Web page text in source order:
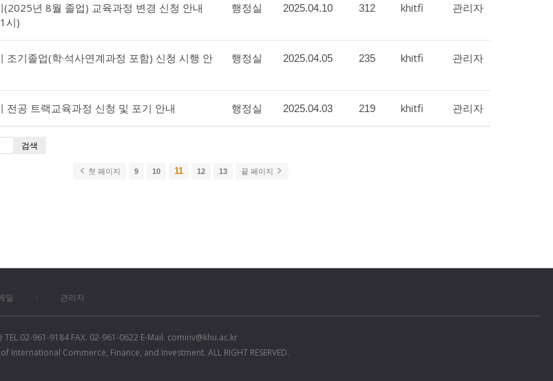
년 8월 졸업) 교육과정 변경 신청 안내
시)
행정실 2025.04.10 312 khitfi 관리자
조기졸업(학·석사연계과정 포함) 신청 시행 안
행정실 2025.04.05 235 khitfi 관리자
전공 트랙교육과정 신청 및 포기 안내 행정실 2025.04.03 219 khitfi 관리자
검색
첫 페이지 9 10 11 12 13 끝 페이지
일 관리자
961-9184 FAX. 02-961-0622 E-Mail. cominv@khu.ac.kr
International Commerce, Finance, and Investment. ALL RIGHT RESERVED.